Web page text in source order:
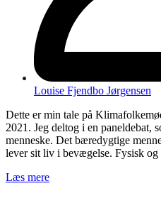
Louise Fjendbo Jørgensen
Dette er min tale på
2021. Jeg deltog i en paneldebat,
menneske. Det bæredygtige
lever sit liv i bevægelse. Fysisk
Læs mere